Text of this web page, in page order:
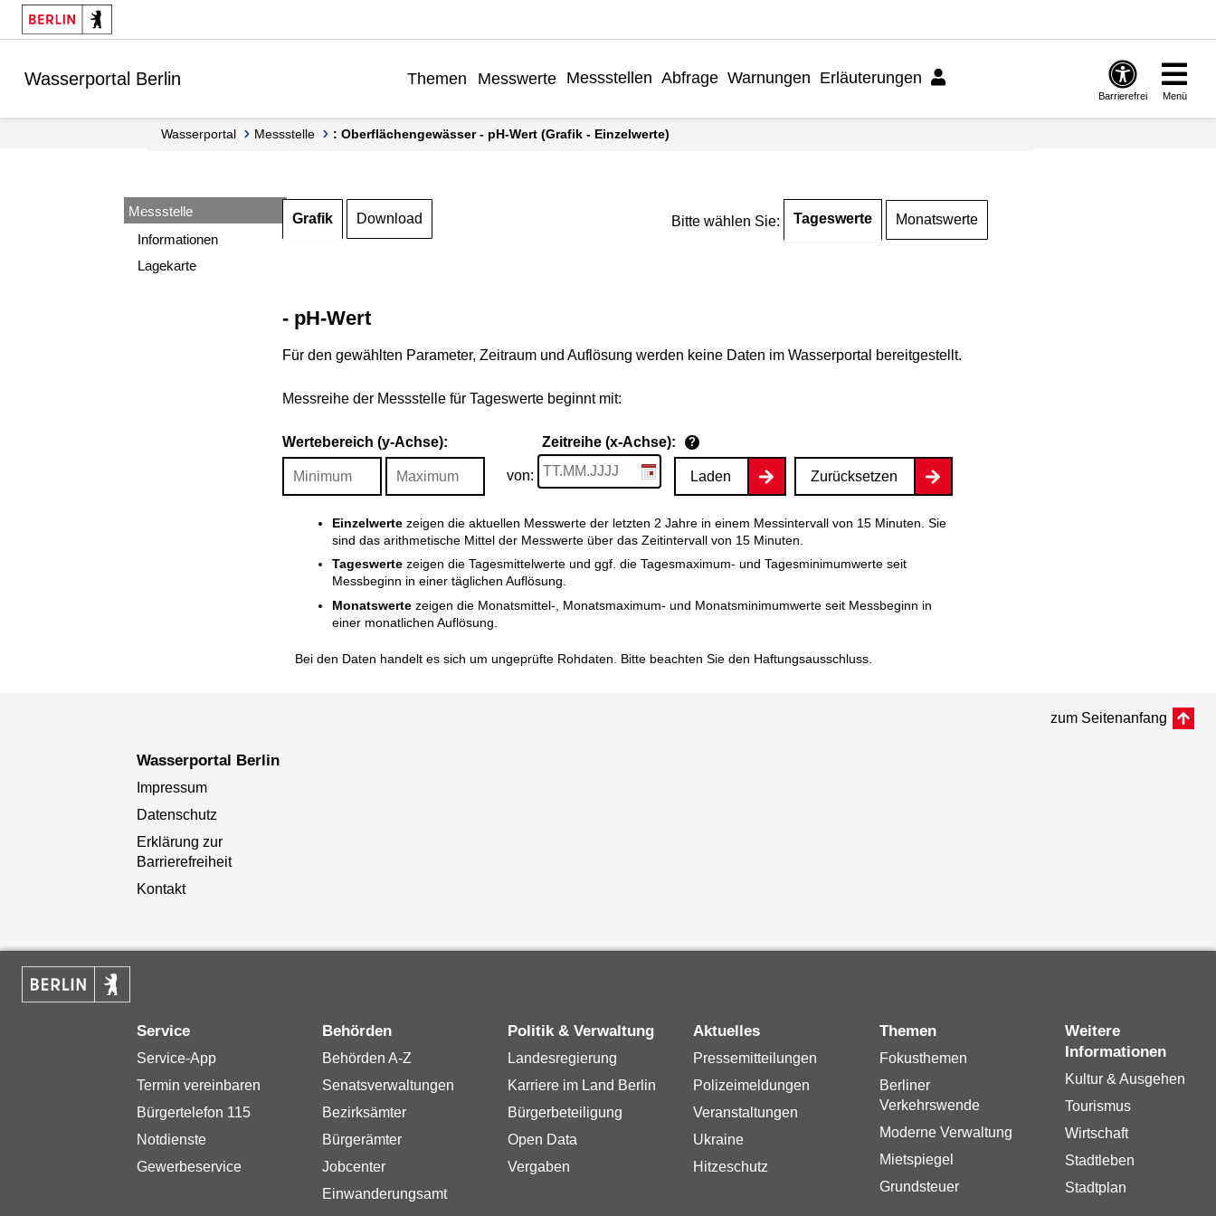
Springe zur Navigation
Springe zum Inhalt
Wasserportal Berlin Themen Messwerte Messstellen Abfrage Warnungen Erläuterungen
Barrierefrei Menü
Wasserportal Messstelle : Oberflächengewässer - pH-Wert (Grafik - Einzelwerte)
Messstelle
Informationen
Lagekarte
Grafik Download Bitte wählen Sie: Tageswerte Monatswerte
- pH-Wert
Für den gewählten Parameter, Zeitraum und Auflösung werden keine Daten im Wasserportal bereitgestellt.
Messreihe der Messstelle für Tageswerte beginnt mit:
Wertebereich (y-Achse): Zeitreihe (x-Achse): ?
von: Laden Zurücksetzen
Einzelwertezeigen die aktuellen Messwerte der letzten 2 Jahre in einem Messintervall von 15 Minuten. Sie
sind das arithmetische Mittel der Messwerte über das Zeitintervall von 15 Minuten.
Tageswertezeigen die Tagesmittelwerte und ggf. die Tagesmaximum- und Tagesminimumwerte seit
Messbeginn in einer täglichen Auflösung.
Monatswertezeigen die Monatsmittel-, Monatsmaximum- und Monatsminimumwerte seit Messbeginn in
einer monatlichen Auflösung.
Bei den Daten handelt es sich um ungeprüfte Rohdaten. Bitte beachten Sie den Haftungsausschluss.
zum Seitenanfang
Wasserportal Berlin
Impressum
Datenschutz
Erklärung zur
Barrierefreiheit
Kontakt
Service
Service-App
Termin vereinbaren
Bürgertelefon 115
Notdienste
Gewerbeservice
Behörden
Behörden A-Z
Senatsverwaltungen
Bezirksämter
Bürgerämter
Jobcenter
Einwanderungsamt
Politik & Verwaltung
Landesregierung
Karriere im Land Berlin
Bürgerbeteiligung
Open Data
Vergaben
Aktuelles
Pressemitteilungen
Polizeimeldungen
Veranstaltungen
Ukraine
Hitzeschutz
Themen
Fokusthemen
Berliner
Verkehrswende
Moderne Verwaltung
Mietspiegel
Grundsteuer
Weitere
Informationen
Kultur & Ausgehen
Tourismus
Wirtschaft
Stadtleben
Stadtplan